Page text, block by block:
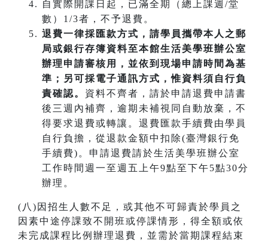
自實際開課日起，已滿全期（總上課週/堂
數）1/3者，不予退費。
退費一律採匯款方式，請學員攜帶本人之郵
局或銀行存簿資料至本館生活美學班辦公室
辦理申請審核用，並依到現場申請時間為基
準；另可採電子通訊方式，惟資料須自行負
責確認。 資料不齊者，請於申請退費申請書
後三週內補齊，逾期未補視同自動放棄，不
得要求退費或轉讓。退費匯款手續費由學員
自行負擔，從退款金額中扣除(臺灣銀行免
手續費)。申請退費請於生活美學班辦公室
工作時間週一至週五上午9點至下午5點30分
辦理。
(八)因招生人數不足，或其他不可歸責於學員之
因素中途停課致不開班或停課情形，得全額或依
未完成課程比例辦理退費，並需於當期課程結束